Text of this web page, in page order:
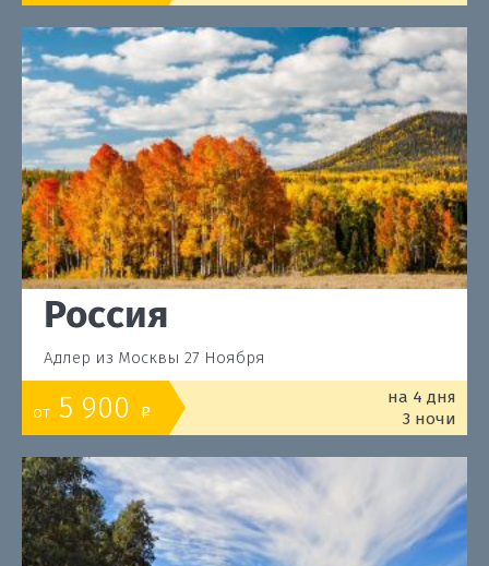
Россия
Адлер из Москвы 27 Ноября
от 5 900 o
на 4 дня
3 ночи